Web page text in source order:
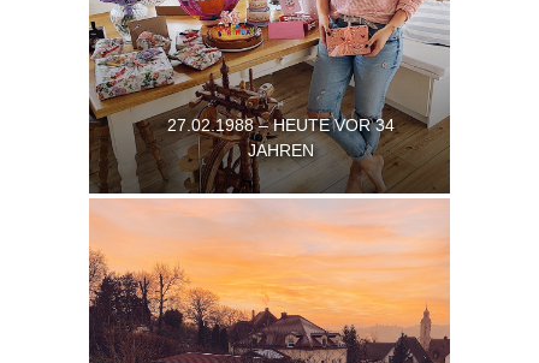
27.02.1988 – HEUTE VOR 34
JAHREN